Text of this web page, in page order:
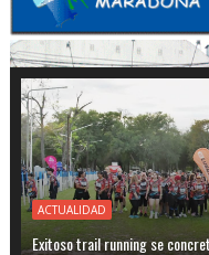
ACTUALIDAD
Exitoso trail running se